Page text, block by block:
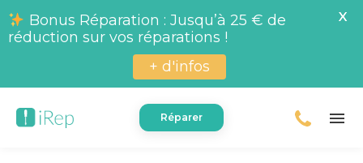
Réparer menu
Bonus Réparation : Jusqu’à 25 € de
réduction sur vos réparations !
+ d'infos
X